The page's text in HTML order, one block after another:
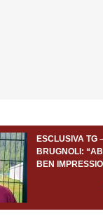
ESCLUSIVA TG
BRUGNOLI:
BEN
PORTIERE